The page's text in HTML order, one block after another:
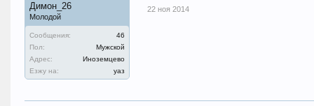
Димон_26
Молодой
Сообщения:
46
Пол:
Мужской
Адрес:
Иноземцево
Езжу на:
уаз
22 ноя 2014